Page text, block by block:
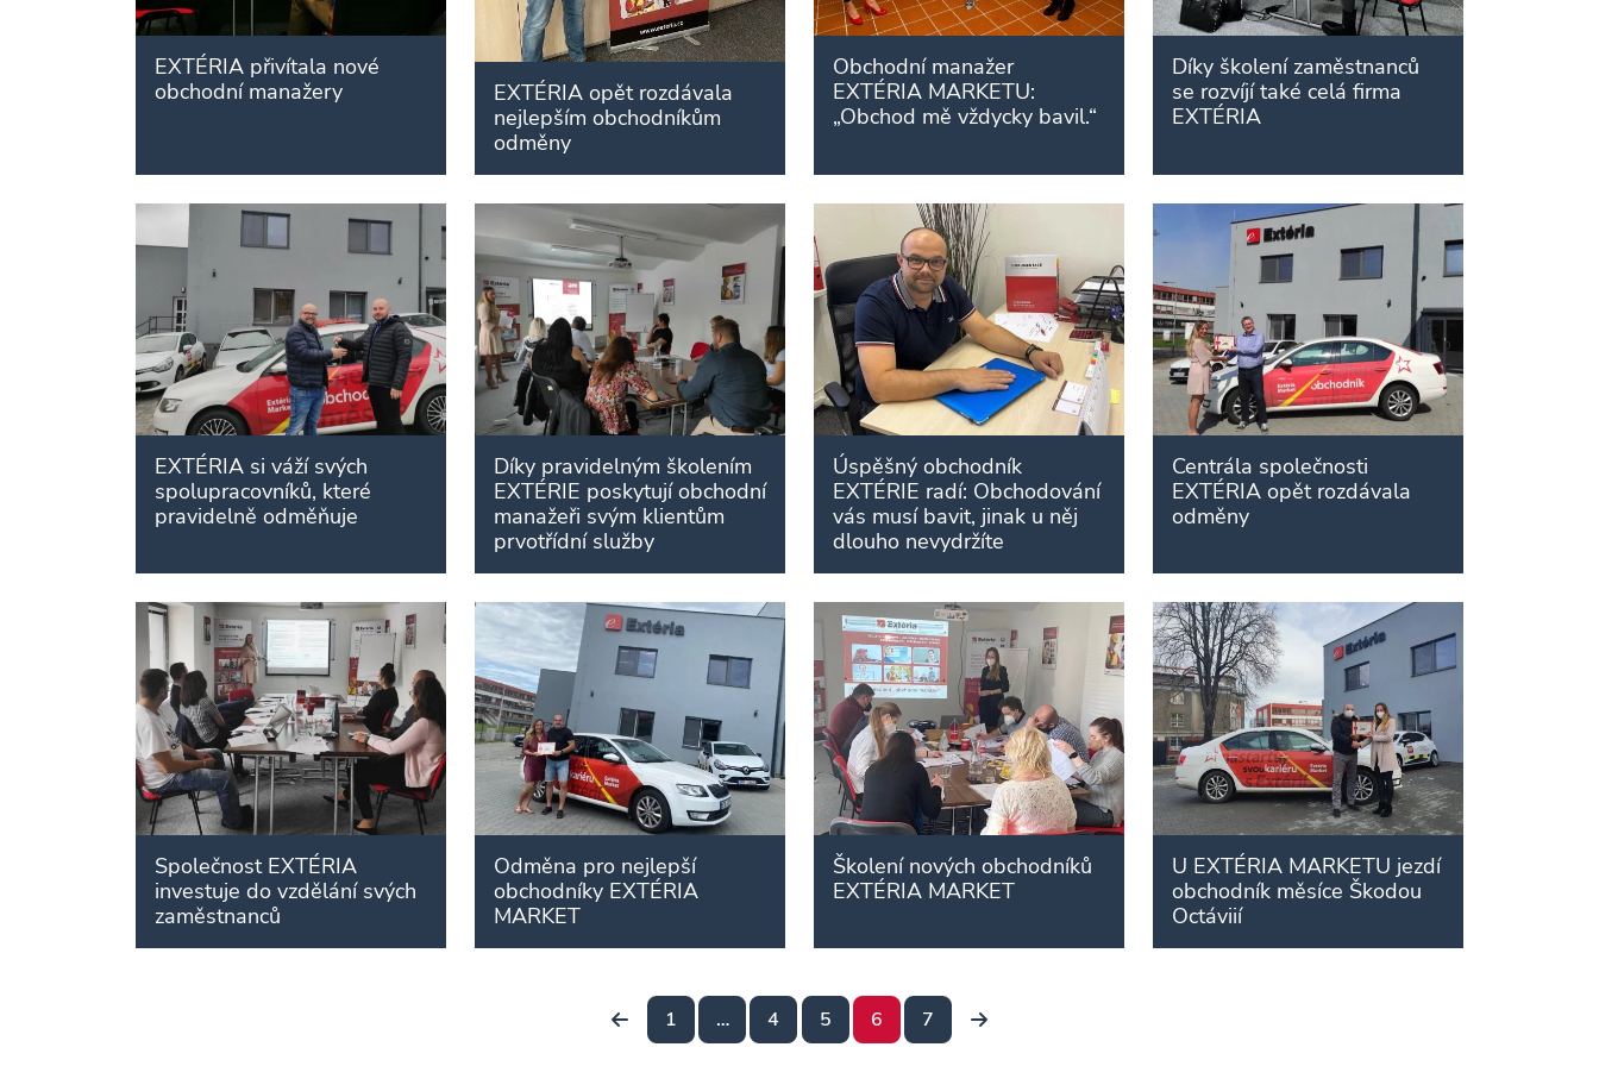
EXTÉRIA přivítala nové
obchodní manažery
EXTÉRIA opět rozdávala
nejlepším obchodníkům
odměny
Obchodní manažer
EXTÉRIA MARKETU:
„Obchod mě vždycky bavil.“
Díky školení zaměstnanců
se rozvíjí také celá firma
EXTÉRIA
EXTÉRIA si váží svých
spolupracovníků, které
pravidelně odměňuje
Díky pravidelným školením
EXTÉRIE poskytují obchodní
manažeři svým klientům
prvotřídní služby
Úspěšný obchodník
EXTÉRIE radí: Obchodování
vás musí bavit, jinak u něj
dlouho nevydržíte
Centrála společnosti
EXTÉRIA opět rozdávala
odměny
Společnost EXTÉRIA
investuje do vzdělání svých
zaměstnanců
Odměna pro nejlepší
obchodníky EXTÉRIA
MARKET
Školení nových obchodníků
EXTÉRIA MARKET
U EXTÉRIA MARKETU jezdí
obchodník měsíce Škodou
Octáviií
1 … 4 5 6 7